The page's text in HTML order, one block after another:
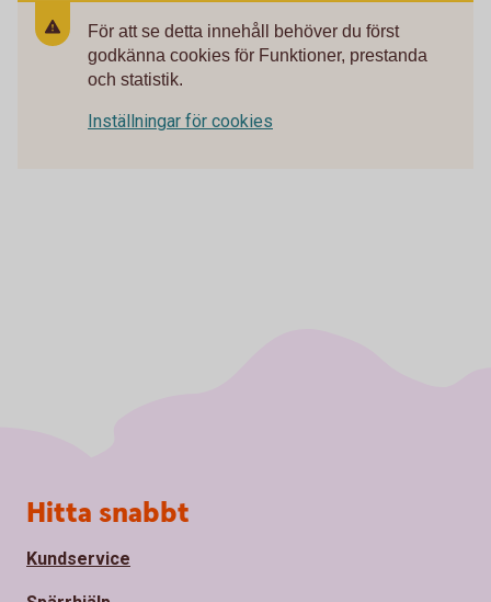
För att se detta innehåll behöver du först
godkänna cookies för Funktioner, prestanda
och statistik.
Inställningar för cookies
Sidfot
Hitta snabbt
Kundservice